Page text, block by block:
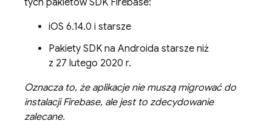
tych pakietów SDK Firebase:
iOS 6.14.0 i starsze
Pakiety SDK na Androida starsze niż
z 27 lutego 2020 r.
Oznacza to, że aplikacje nie muszą migrować do
instalacjiFirebase, ale jest to zdecydowanie
zalecane.